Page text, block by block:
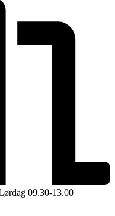
09.30-13.00